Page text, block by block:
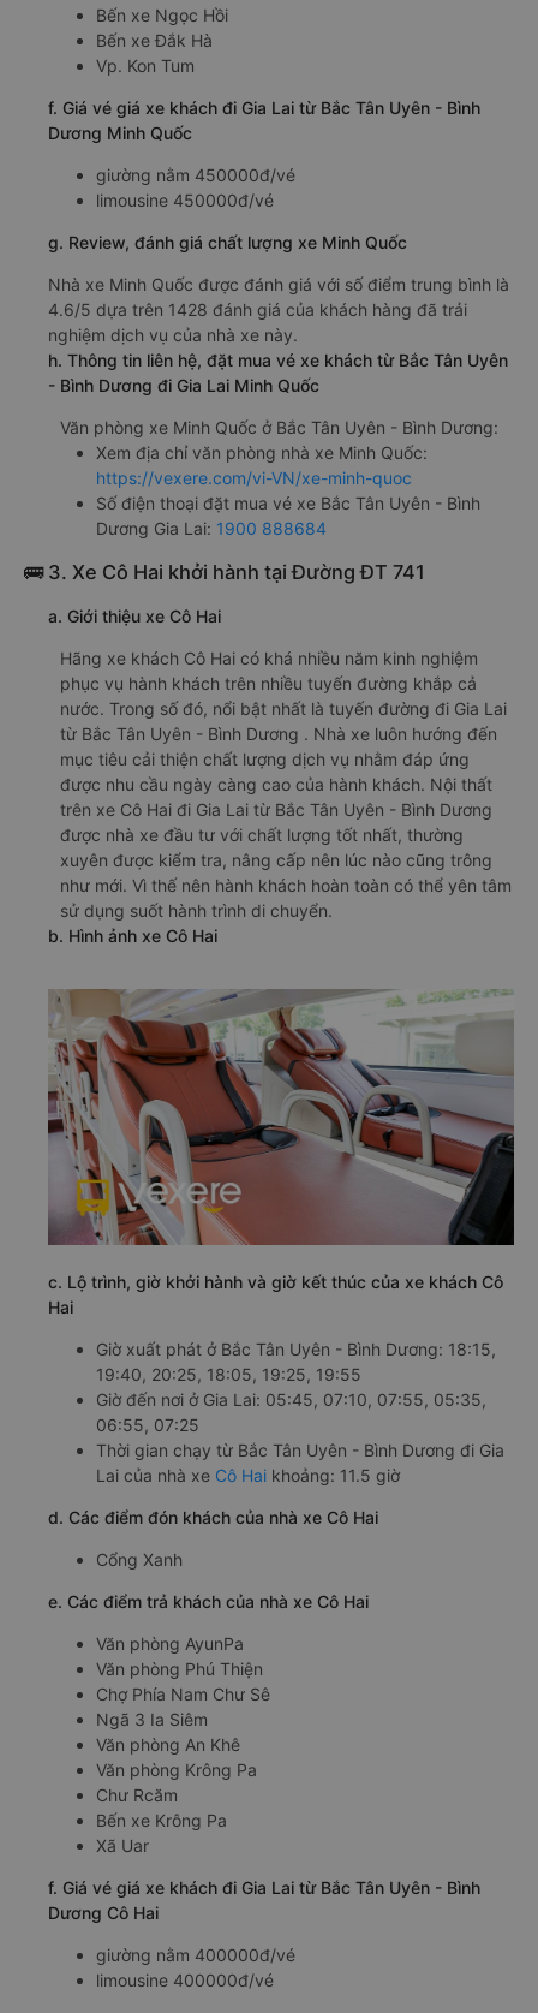
Bến xe Ngọc Hồi
Bến xe Đắk Hà
Vp. Kon Tum
f. Giá vé giá xe khách đi Gia Lai từ Bắc Tân Uyên - Bình
Dương Minh Quốc
giường nằm 450000đ/vé
limousine 450000đ/vé
g. Review, đánh giá chất lượng xe Minh Quốc
Nhà xe Minh Quốc được đánh giá với số điểm trung bình là
4.6/5 dựa trên 1428 đánh giá của khách hàng đã trải
nghiệm dịch vụ của nhà xe này.
h. Thông tin liên hệ, đặt mua vé xe khách từ Bắc Tân Uyên
- Bình Dương đi Gia Lai Minh Quốc
Văn phòng xe Minh Quốc ở Bắc Tân Uyên - Bình Dương:
Xem địa chỉ văn phòng nhà xe Minh Quốc:
https://vexere.com/vi-VN/xe-minh-quoc
Số điện thoại đặt mua vé xe Bắc Tân Uyên - Bình
Dương Gia Lai: 1900 888684
🚌 3. Xe Cô Hai khởi hành tại Đường ĐT 741
a. Giới thiệu xe Cô Hai
Hãng xe khách Cô Hai có khá nhiều năm kinh nghiệm
phục vụ hành khách trên nhiều tuyến đường khắp cả
nước. Trong số đó, nổi bật nhất là tuyến đường đi Gia Lai
từ Bắc Tân Uyên - Bình Dương . Nhà xe luôn hướng đến
mục tiêu cải thiện chất lượng dịch vụ nhằm đáp ứng
được nhu cầu ngày càng cao của hành khách. Nội thất
trên xe Cô Hai đi Gia Lai từ Bắc Tân Uyên - Bình Dương
được nhà xe đầu tư với chất lượng tốt nhất, thường
xuyên được kiểm tra, nâng cấp nên lúc nào cũng trông
như mới. Vì thế nên hành khách hoàn toàn có thể yên tâm
sử dụng suốt hành trình di chuyển.
b. Hình ảnh xe Cô Hai
c. Lộ trình, giờ khởi hành và giờ kết thúc của xe khách Cô
Hai
Giờ xuất phát ở Bắc Tân Uyên - Bình Dương: 18:15,
19:40, 20:25, 18:05, 19:25, 19:55
Giờ đến nơi ở Gia Lai: 05:45, 07:10, 07:55, 05:35,
06:55, 07:25
Thời gian chạy từ Bắc Tân Uyên - Bình Dương đi Gia
Lai của nhà xe Cô Hai khoảng: 11.5 giờ
d. Các điểm đón khách của nhà xe Cô Hai
Cổng Xanh
e. Các điểm trả khách của nhà xe Cô Hai
Văn phòng AyunPa
Văn phòng Phú Thiện
Chợ Phía Nam Chư Sê
Ngã 3 Ia Siêm
Văn phòng An Khê
Văn phòng Krông Pa
Chư Rcăm
Bến xe Krông Pa
Xã Uar
f. Giá vé giá xe khách đi Gia Lai từ Bắc Tân Uyên - Bình
Dương Cô Hai
giường nằm 400000đ/vé
limousine 400000đ/vé